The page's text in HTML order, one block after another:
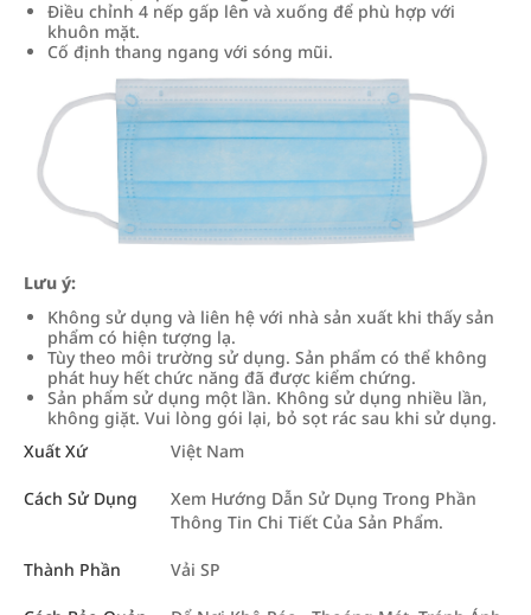
Điều chỉnh 4 nếp gấp lên và xuống để phù hợp với
khuôn mặt.
Cố định thang ngang với sóng mũi.
Lưu ý:
Không sử dụng và liên hệ với nhà sản xuất khi thấy sản
phẩm có hiện tượng lạ.
Tùy theo môi trường sử dụng. Sản phẩm có thể không
phát huy hết chức năng đã được kiểm chứng.
Sản phẩm sử dụng một lần. Không sử dụng nhiều lần,
không giặt. Vui lòng gói lại, bỏ sọt rác sau khi sử dụng.
Xuất Xứ
Việt Nam
Cách Sử Dụng
Xem Hướng Dẫn Sử Dụng Trong Phần
Thông Tin Chi Tiết Của Sản Phẩm.
Thành Phần Vải SP